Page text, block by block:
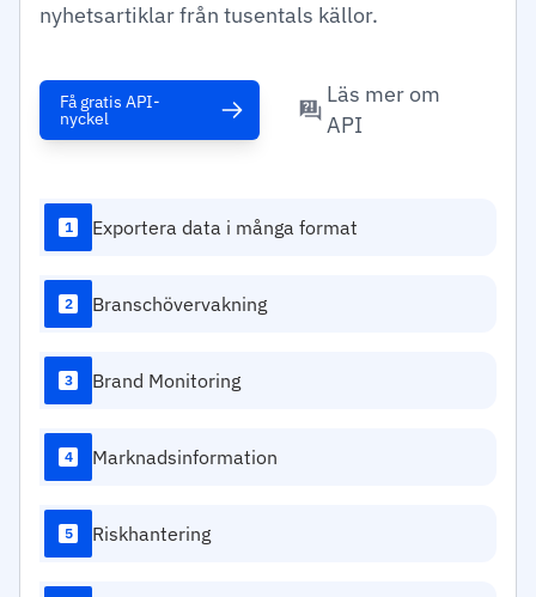
nyhetsartiklar från tusentals källor.
Få gratis API-
nyckel
Läs mer om
API
1 Exportera data i många format
2 Branschövervakning
3 Brand Monitoring
4 Marknadsinformation
5 Riskhantering